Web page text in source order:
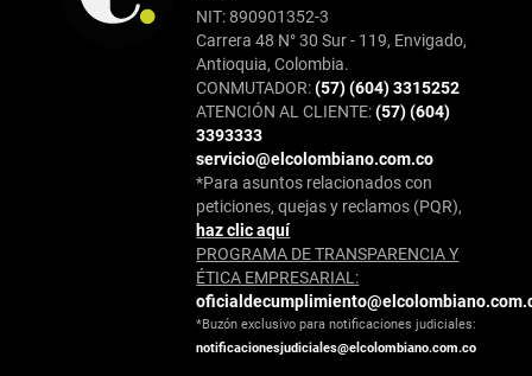
NIT: 890901352-3
Carrera 48 N° 30 Sur - 119, Envigado,
Antioquia, Colombia.
CONMUTADOR:(57) (604) 3315252
ATENCIÓN AL CLIENTE:(57) (604)
3393333
servicio@elcolombiano.com.co
*Para asuntos relacionados con
peticiones, quejas y reclamos (PQR),
haz clic aquí
PROGRAMA DE TRANSPARENCIA Y
ÉTICA EMPRESARIAL:
*Buzón exclusivo para notificaciones judiciales:
notificacionesjudiciales@elcolombiano.com.co